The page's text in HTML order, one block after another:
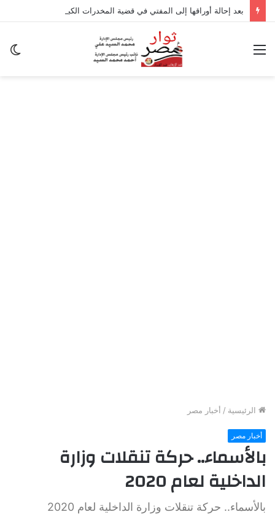
القائمة
الرئيسية / أخبار مصر
أخبار مصر
بالأسماء.. حركة تنقلات وزارة
الداخلية لعام 2020
بالأسماء.. حركة تنقلات وزارة الداخلية لعام 2020